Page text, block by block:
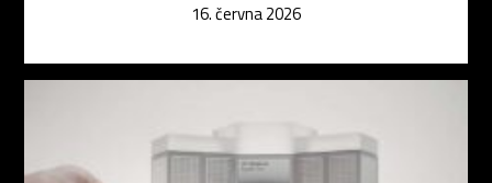
16. června 2026